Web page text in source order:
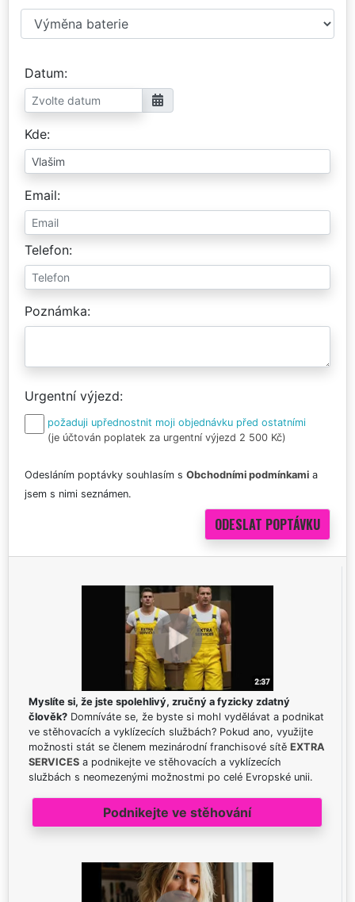
Datum
Kde
Email
Telefon
Poznámka
Urgentní výjezd
požaduji upřednostnit moji objednávku před ostatními
(je účtován poplatek za urgentní výjezd 2 500 Kč)
Odesláním poptávky souhlasím s Obchodními podmínkami a
jsem s nimi seznámen.
Myslíte si, že jste spolehlivý, zručný a fyzicky zdatný
člověk? Domníváte se, že byste si mohl vydělávat a podnikat
ve stěhovacích a vyklízecích službách? Pokud ano, využijte
možnosti stát se členem mezinárodní franchisové sítě EXTRA
SERVICES a podnikejte ve stěhovacích a vyklízecích
službách s neomezenými možnostmi po celé Evropské unii.
Podnikejte ve stěhování